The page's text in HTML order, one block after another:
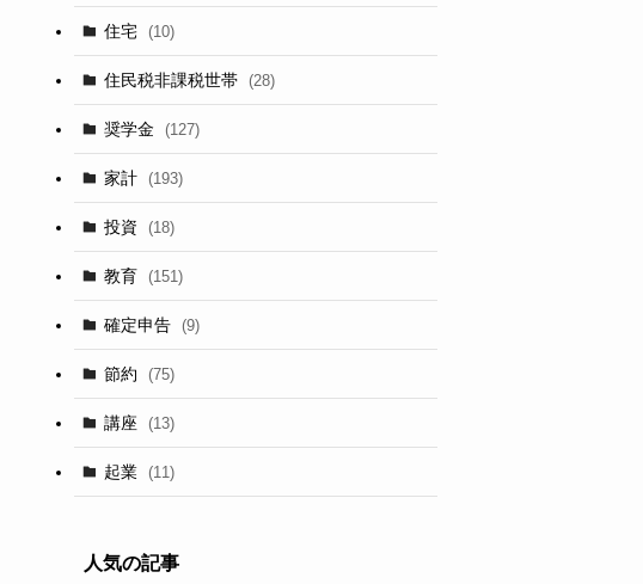
住宅 (10)
住民税非課税世帯 (28)
奨学金 (127)
家計 (193)
投資 (18)
教育 (151)
確定申告 (9)
節約 (75)
講座 (13)
起業 (11)
人気の記事